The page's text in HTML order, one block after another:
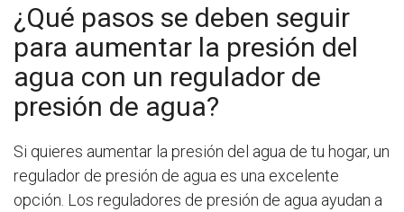
¿Qué pasos se deben seguir
para aumentar la presión del
agua con un regulador de
presión de agua?
Si quieres aumentar la presión del agua de tu hogar, un
regulador de presión de agua es una excelente
opción. Los reguladores de presión de agua ayudan a